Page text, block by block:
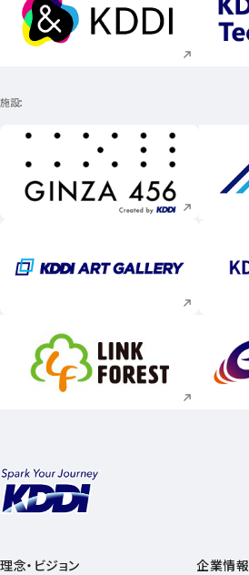
新規ウィンドウで開く
施設
新規ウィンドウで開く
新規ウィンドウで開く
新規ウィンドウで開く
理念・ビジョン
企業情報